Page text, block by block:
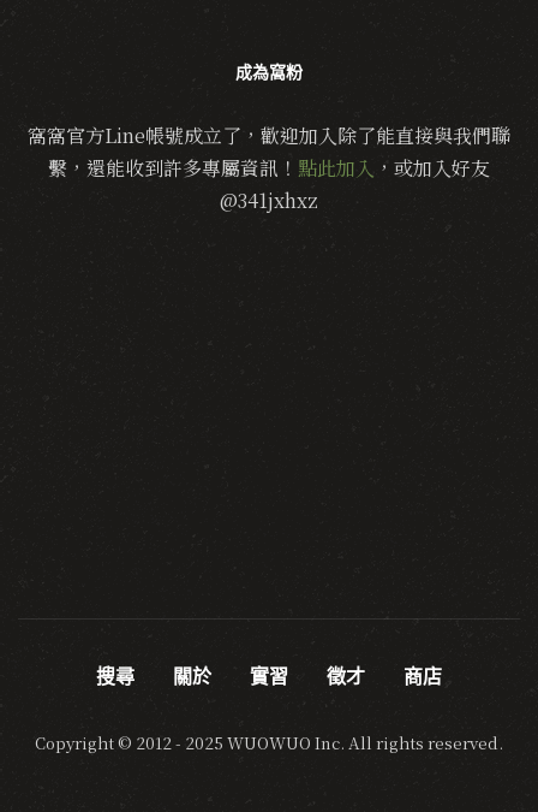
成為窩粉
窩窩官方Line帳號成立了，歡迎加入除了能直接與我們聯
繫，還能收到許多專屬資訊！ 點此加入 ，或加入好友
@341jxhxz
搜尋 關於 實習 徵才 商店
Copyright © 2012 - 2025 WUOWUO Inc. All rights reserved.